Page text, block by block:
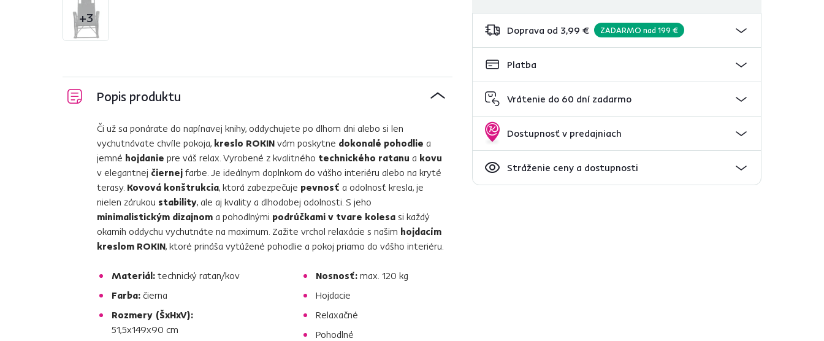
+3
Doprava od 3,99 € ZADARMO nad 199 €
Platba
Vrátenie do 60 dní zadarmo
Dostupnosť v predajniach
Stráženie ceny a dostupnosti
Popis produktu
Či už sa ponárate do napínavej knihy, oddychujete po dlhom dni alebo si len
vychutnávate chvíle pokoja, kreslo ROKIN vám poskytne dokonalé pohodlie a
jemné hojdanie pre váš relax. Vyrobené z kvalitného technického ratanu a kovu
v elegantnej čiernej farbe. Je ideálnym doplnkom do vášho interiéru alebo na kryté
terasy. Kovová konštrukcia, ktorá zabezpečuje pevnosť a odolnosť kresla, je
nielen zárukou stability, ale aj kvality a dlhodobej odolnosti. S jeho
minimalistickým dizajnom a pohodlnými podrúčkami v tvare kolesa si každý
okamih oddychu vychutnáte na maximum. Zažite vrchol relaxácie s našim hojdacím
kreslom ROKIN, ktoré prináša vytúžené pohodlie a pokoj priamo do vášho interiéru.
Materiál: technický ratan/kov
Farba: čierna
Rozmery (ŠxHxV):
51,5x149x90 cm
Nosnosť: max. 120 kg
Hojdacie
Relaxačné
Pohodlné